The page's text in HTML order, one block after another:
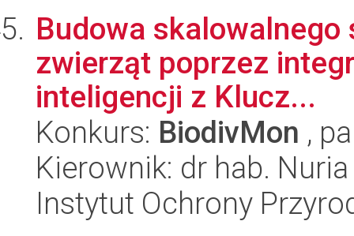
Budowa
zwierząt poprzez
inteligencji z Klucz...
Konkurs: BiodivMon ,
Kierownik: dr hab.
Instytut Ochrony